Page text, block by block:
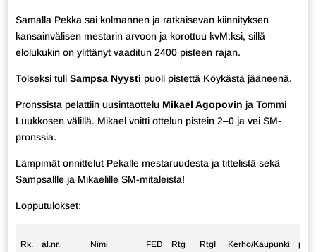
Samalla Pekka sai kolmannen ja ratkaisevan kiinnityksen
kansainvälisen mestarin arvoon ja korottuu kvM:ksi, sillä
elolukukin on ylittänyt vaaditun 2400 pisteen rajan.
Toiseksi tuli Sampsa Nyysti puoli pistettä Köykästä jääneenä.
Pronssista pelattiin uusintaottelu Mikael Agopovin ja Tommi
Luukkosen välillä. Mikael voitti ottelun pistein 2–0 ja vei SM-
pronssia.
Lämpimät onnittelut Pekalle mestaruudesta ja tittelistä sekä
Sampsallle ja Mikaelille SM-mitaleista!
Lopputulokset:
Rk. al.nr. Nimi FED Rtg RtgI Kerho/Kaupunki p.